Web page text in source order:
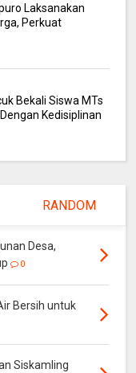
Laksanakan
Perkuat
Bekali Siswa MTs
Kedisiplinan
RANDOM
Desa,
0
Bersih untuk
Siskamling